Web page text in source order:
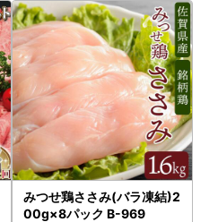
みつせ鶏ささみ(バラ凍結)2
00g×8パック B-969